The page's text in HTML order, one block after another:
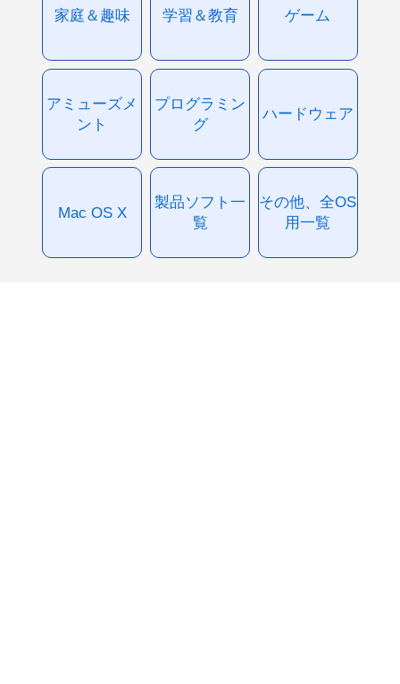
家庭＆趣味 学習＆教育 ゲーム
アミューズメ
ント
プログラミン
グ
ハードウェア
Mac OS X
製品ソフト一
覧
その他、全OS
用一覧